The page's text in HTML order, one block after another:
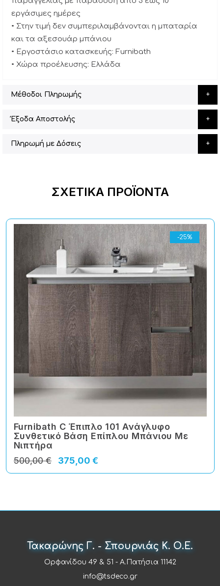
εργάσιμες ημέρες
• Στην τιμή δεν συμπεριλαμβάνονται η μπαταρία
και τα αξεσουάρ μπάνιου
• Εργοστάσιο κατασκευής: Furnibath
• Χώρα προέλευσης: Ελλάδα
Μέθοδοι Πληρωμής
Έξοδα Αποστολής
Πληρωμή με Δόσεις
ΣΧΕΤΙΚΆ ΠΡΟΪΌΝΤΑ
-25%
Furnibath C Έπιπλο 101 Ανάγλυφο
Συνθετικό Βάση Επίπλου Μπάνιου Με
Νιπτήρα
375,00 €
500,00 €
Τακαρώνης Γ. - Σπουρνιάς Κ. Ο.Ε.
Ορφανίδου 49 & 51 - Α.Πατήσια 11142
info@tsdeco.gr